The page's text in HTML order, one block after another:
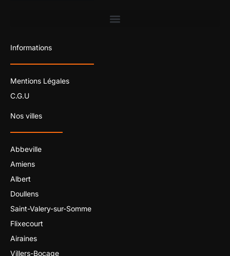
Informations
Mentions Légales
C.G.U
Nos villes
Abbeville
Amiens
Albert
Doullens
Saint-Valery-sur-Somme
Flixecourt
Airaines
Villers-Bocage